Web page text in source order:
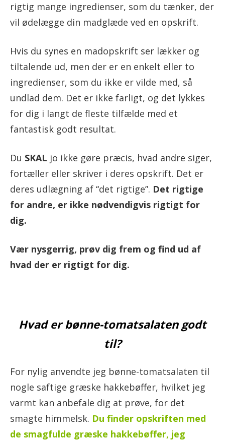
rigtig mange ingredienser, som du tænker, der
vil ødelægge din madglæde ved en opskrift.
Hvis du synes en madopskrift ser lækker og
tiltalende ud, men der er en enkelt eller to
ingredienser, som du ikke er vilde med, så
undlad dem. Det er ikke farligt, og det lykkes
for dig i langt de fleste tilfælde med et
fantastisk godt resultat.
Du SKAL jo ikke gøre præcis, hvad andre siger,
fortæller eller skriver i deres opskrift. Det er
deres udlægning af “det rigtige”. Det rigtige
for andre, er ikke nødvendigvis rigtigt for
dig.
Vær nysgerrig, prøv dig frem og find ud af
hvad der er rigtigt for dig.
Hvad er bønne-tomatsalaten godt
til?
For nylig anvendte jeg bønne-tomatsalaten til
nogle saftige græske hakkebøffer, hvilket jeg
varmt kan anbefale dig at prøve, for det
smagte himmelsk. Du finder opskriften med
de smagfulde græske hakkebøffer, jeg